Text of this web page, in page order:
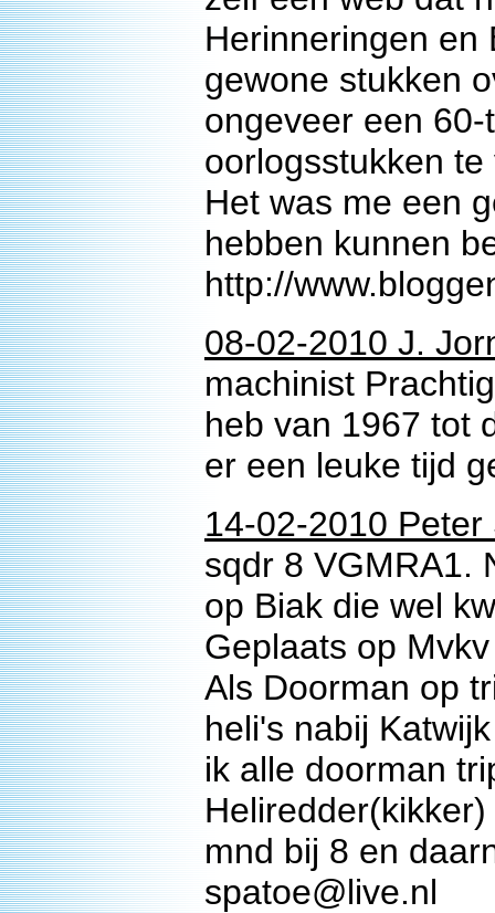
Herinneringen en
gewone stukken
ongeveer een
oorlogsstukken te
Het was me een
hebben kunnen
http://
08-02-2010 J.
machinist
heb van 1967 tot
er een leuke tijd
14-02-2010
sqdr 8 VGMRA1.
op Biak die wel
Geplaats op
Als Doorman op
heli's nabij
ik alle doorman
mnd bij 8 en
spatoe@live.nl